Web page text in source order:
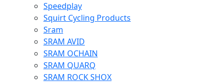
Speedplay
Squirt Cycling Products
Sram
SRAM AVID
SRAM OCHAIN
SRAM QUARQ
SRAM ROCK SHOX